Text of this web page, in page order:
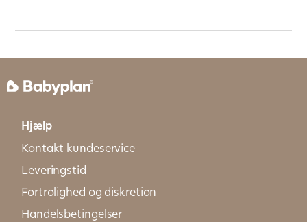
Hjælp
Kontakt kundeservice
Leveringstid
Fortrolighed og diskretion
Handelsbetingelser